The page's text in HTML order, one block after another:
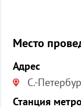
Место
Адрес
С.-
Станция метро